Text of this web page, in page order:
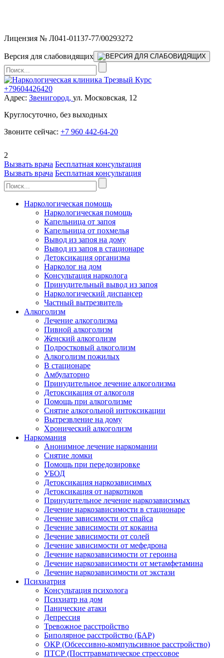
Лицензия № Л041-01137-77/00293272
Версия для слабовидящих
+79604426420
Адрес: Звенигород, ул. Московская, 12
Круглосуточно, без выходных
Звоните сейчас: +7 960 442-64-20
2
Вызвать врача Бесплатная консультация
Вызвать врача Бесплатная консультация
Наркологическая помощь
Наркологическая помощь
Капельница от запоя
Капельница от похмелья
Вывод из запоя на дому
Вывод из запоя в стационаре
Детоксикация организма
Нарколог на дом
Консультация нарколога
Принудительный вывод из запоя
Наркологический диспансер
Частный вытрезвитель
Алкоголизм
Лечение алкоголизма
Пивной алкоголизм
Женский алкоголизм
Подростковый алкоголизм
Алкоголизм пожилых
В стационаре
Амбулаторно
Принудительное лечение алкоголизма
Детоксикация от алкоголя
Помощь при алкоголизме
Снятие алкогольной интоксикации
Вытрезвление на дому
Хронический алкоголизм
Наркомания
Анонимное лечение наркомании
Снятие ломки
Помощь при передозировке
УБОД
Детоксикация наркозависимых
Детоксикация от наркотиков
Принудительное лечение наркозависимых
Лечение наркозависимости в стационаре
Лечение зависимости от спайса
Лечение зависимости от кокаина
Лечение зависимости от солей
Лечение зависимости от мефедрона
Лечение наркозависимости от героина
Лечение наркозависимости от метамфетамина
Лечение наркозависимости от экстази
Психиатрия
Консультация психолога
Психиатр на дом
Панические атаки
Депрессия
Тревожное расстройство
Биполярное расстройство (БАР)
ОКР (Обсессивно-компульсивное расстройство)
ПТСР (Посттравматическое стрессовое